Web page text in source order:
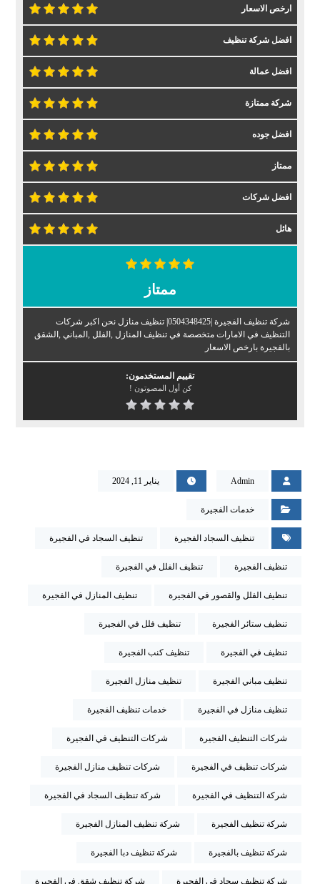
ارخص الاسعار
افضل شركة تنظيف
افضل عمالة
شركة ممتازة
افضل جوده
ممتاز
افضل شركات
هائل
ممتاز
شركة تنظيف الفجيرة |0504348425| تنظيف منازل نحن اكبر شركات
التنظيف في الامارات متخصصة في تنظيف المنازل ,الفلل ,المباني ,الشقق
بالفجيرة بارخص الاسعار
تقييم المستخدمون:
كن أول المصوتون !
Admin يناير 11, 2024
خدمات الفجيرة
تنظيف السجاد الفجيرة تنظيف السجاد في الفجيرة
تنظيف الفجيرة تنظيف الفلل في الفجيرة
تنظيف الفلل والقصور في الفجيرة تنظيف المنازل في الفجيرة
تنظيف ستائر الفجيرة تنظيف فلل في الفجيرة
تنظيف في الفجيرة تنظيف كنب الفجيرة
تنظيف مباني الفجيرة تنظيف منازل الفجيرة
تنظيف منازل في الفجيرة خدمات تنظيف الفجيرة
شركات التنظيف الفجيرة شركات التنظيف في الفجيرة
شركات تنظيف في الفجيرة شركات تنظيف منازل الفجيرة
شركة التنظيف في الفجيرة شركة تنظيف السجاد في الفجيرة
شركة تنظيف الفجيرة شركة تنظيف المنازل الفجيرة
شركة تنظيف بالفجيرة شركة تنظيف دبا الفجيرة
شركة تنظيف سجاد في الفجيرة شركة تنظيف شقق في الفجيرة